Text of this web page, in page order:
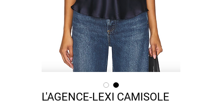
L'AGENCE-LEXI CAMISOLE